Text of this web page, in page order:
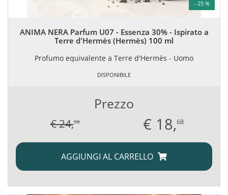
- 25 %
ANIMA NERA Parfum U07 - Essenza 30% - Ispirato a
Terre d'Hermès (Hermès) 100 ml
Profumo equivalente a Terre d'Hermès - Uomo
DISPONIBILE
Prezzo
€ 24,90 € 18,68
AGGIUNGI AL CARRELLO